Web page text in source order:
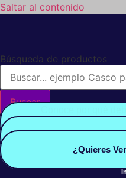
Saltar al contenido
Búsqueda de productos
Buscar
Conoce por qué
¿Quieres